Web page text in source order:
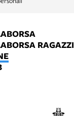
RAGAZZI